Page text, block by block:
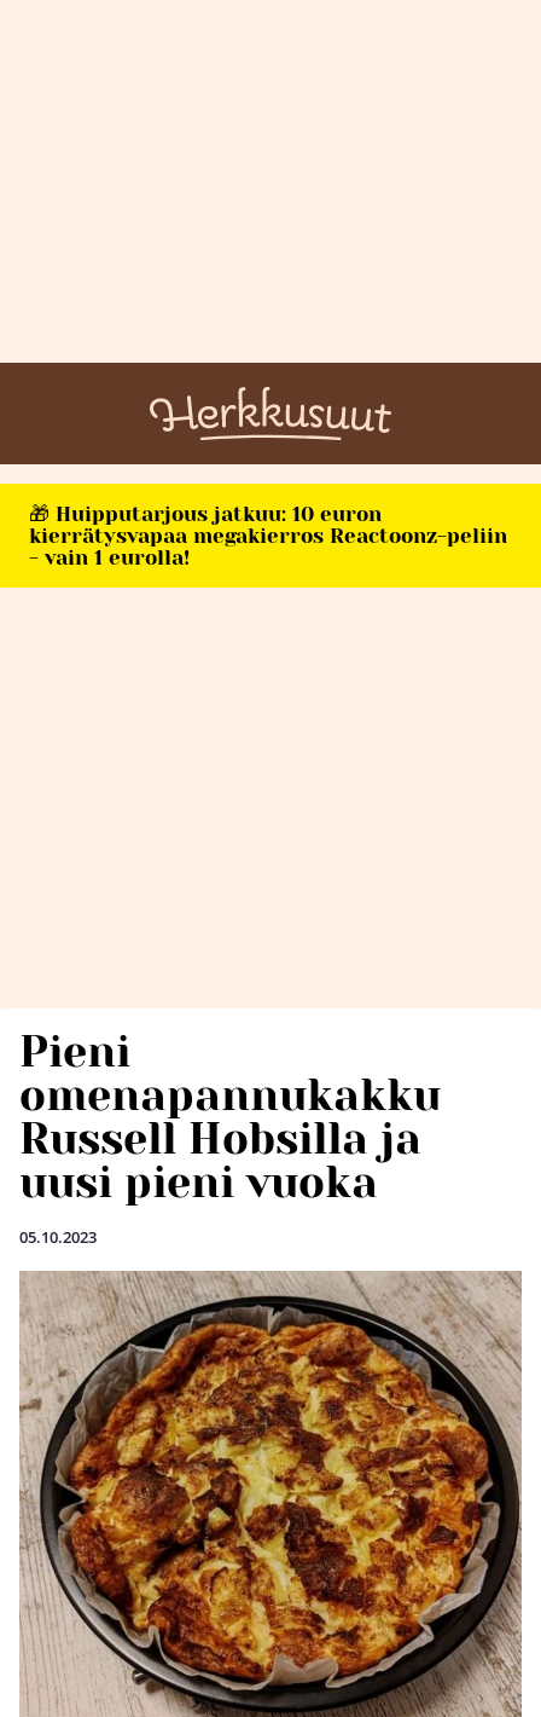
🎁 Huipputarjous jatkuu: 10 euron
kierrätysvapaa megakierros Reactoonz-peliin
- vain 1 eurolla!
Pieni
omenapannukakku
Russell Hobsilla ja
uusi pieni vuoka
05.10.2023